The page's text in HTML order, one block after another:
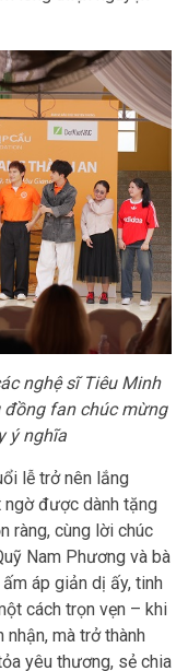
nghệ sĩ Tiêu Minh
đồng fan chúc mừng
ý nghĩa
lễ trở nên lắng
được dành tặng
ràng, cùng lời chúc
Nam Phương và bà
áp giản dị ấy, tinh
cách trọn vẹn – khi
mà trở thành
yêu thương, sẻ chia